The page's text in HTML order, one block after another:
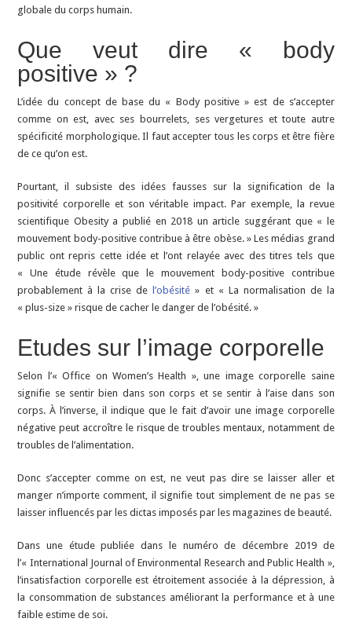
globale du corps humain.
Que veut dire « body
positive » ?
L’idée du concept de base du « Body positive » est de s’accepter
comme on est, avec ses bourrelets, ses vergetures et toute autre
spécificité morphologique. Il faut accepter tous les corps et être fière
de ce qu’on est.
Pourtant, il subsiste des idées fausses sur la signification de la
positivité corporelle et son véritable impact. Par exemple, la revue
scientifique Obesity a publié en 2018 un article suggérant que « le
mouvement body-positive contribue à être obèse. » Les médias grand
public ont repris cette idée et l’ont relayée avec des titres tels que
« Une étude révèle que le mouvement body-positive contribue
probablement à la crise de l’obésité » et « La normalisation de la
« plus-size » risque de cacher le danger de l’obésité. »
Etudes sur l’image corporelle
Selon l’« Office on Women’s Health », une image corporelle saine
signifie se sentir bien dans son corps et se sentir à l’aise dans son
corps. À l’inverse, il indique que le fait d’avoir une image corporelle
négative peut accroître le risque de troubles mentaux, notamment de
troubles de l’alimentation.
Donc s’accepter comme on est, ne veut pas dire se laisser aller et
manger n’importe comment, il signifie tout simplement de ne pas se
laisser influencés par les dictas imposés par les magazines de beauté.
Dans une étude publiée dans le numéro de décembre 2019 de
l’« International Journal of Environmental Research and Public Health »,
l’insatisfaction corporelle est étroitement associée à la dépression, à
la consommation de substances améliorant la performance et à une
faible estime de soi.